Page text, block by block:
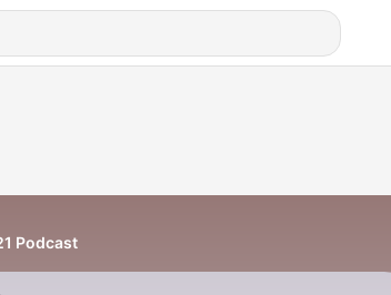
Podcast